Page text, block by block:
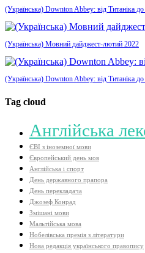
(Українська) Downton Abbey: від Титаніка
(Українська) Мовний дайджест-лютий 2022
(Українська) Downton Abbey: від Титаніка
Tag cloud
Aнглійська
ЄВІ з іноземної мови
Європейський день мов
Англійська і спорт
День державного прапора
День перекладача
Джозеф Конрад
Змішані мови
Мальтійська мова
Нобелівська премія з літератури
Нова редакція українського правопису